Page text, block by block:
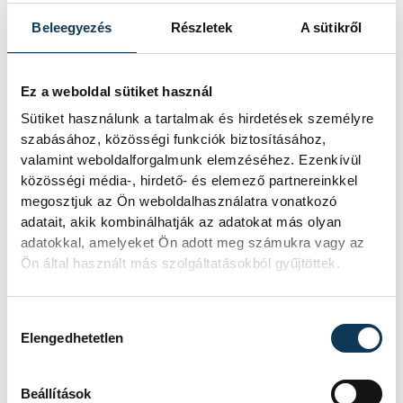
Beleegyezés Részletek A sütikről
Ez a weboldal sütiket használ
Sütiket használunk a tartalmak és hirdetések személyre
szabásához, közösségi funkciók biztosításához,
valamint weboldalforgalmunk elemzéséhez. Ezenkívül
közösségi média-, hirdető- és elemező partnereinkkel
megosztjuk az Ön weboldalhasználatra vonatkozó
adatait, akik kombinálhatják az adatokat más olyan
adatokkal, amelyeket Ön adott meg számukra vagy az
Ön által használt más szolgáltatásokból gyűjtöttek.
Elengedhetetlen
Beállítások
mutatkozott be
Veszprém-mezben
A bajnoki és Magyar Kupa-címvédő
One Veszprém fölényes, 44–25-ös
győzelmet aratott az ETO University
HT vendégeként csütörtökön, ezzel
sikerrel kezdte a nyári felkészülési
mérkőzések sorát. Xavier Pascual
együttese nagy tempót diktált, és a
találkozó nagy részében kézben
tartotta az eseményeket.
vb: a magyar válogatott